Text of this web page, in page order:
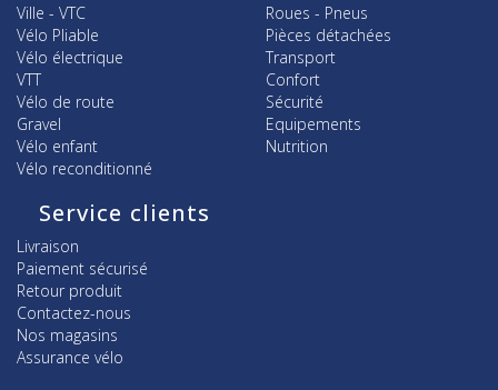
Ville - VTC
Vélo Pliable
Vélo électrique
VTT
Vélo de route
Gravel
Vélo enfant
Vélo reconditionné
Roues - Pneus
Pièces détachées
Transport
Confort
Sécurité
Equipements
Nutrition
Service clients
Livraison
Paiement sécurisé
Retour produit
Contactez-nous
Nos magasins
Assurance vélo